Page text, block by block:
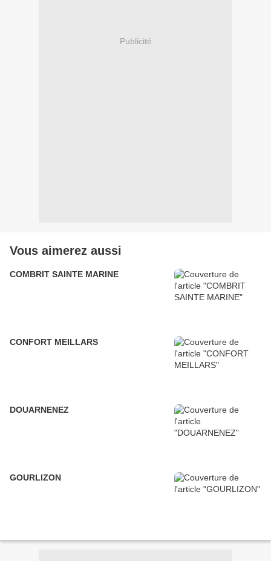
Publicité
Vous aimerez aussi
COMBRIT SAINTE MARINE
CONFORT MEILLARS
DOUARNENEZ
GOURLIZON